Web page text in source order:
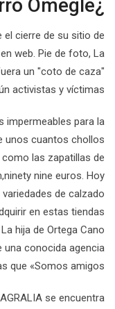
¿Por que cerró Omegle?
el cierre de su sitio de
web. Pie de foto, La
un "coto de caza"
activistas y víctimas.
impermeables para la
unos cuantos chollos
las zapatillas de
nine euros. Hoy
de calzado
en estas tiendas
hija de Ortega Cano
una conocida agencia
que «Somos amigos.
se encuentra